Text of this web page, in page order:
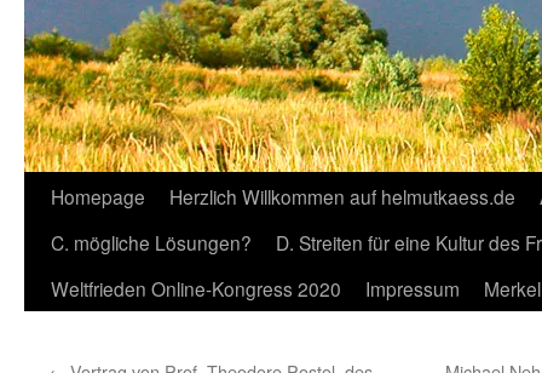
Homepage Herzlich Willkommen auf helmutkaess.de
C. mögliche Lösungen?
D. Streiten für eine Kultur des
Weltfrieden Online-Kongress 2020
Impressum